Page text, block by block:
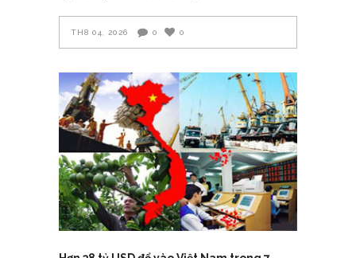
TH8 04, 2026 0 0